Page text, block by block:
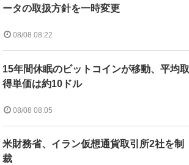
ータの取扱方針を一時変更
08/08 08:22
15年間休眠のビットコインが移動、平均取
得単価は約10ドル
08/08 08:05
米財務省、イラン仮想通貨取引所2社を制
裁